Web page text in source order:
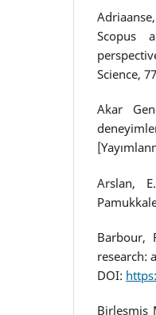
Scopus
Science,
Akar
Arslan,
Barbour,
research:
DOI:
Birleşmiş